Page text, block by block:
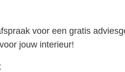
voor een gratis
jouw interieur!